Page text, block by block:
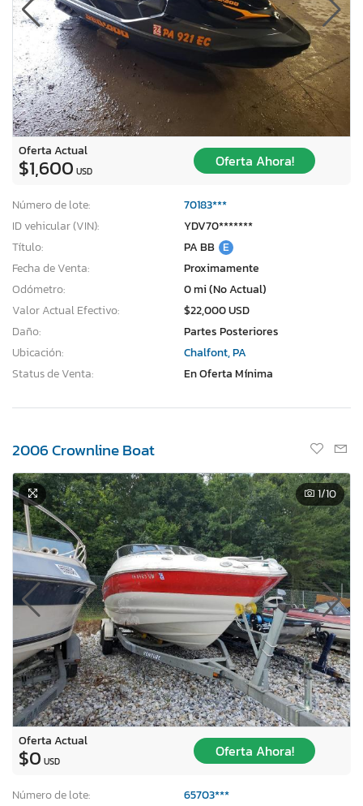
Oferta Actual
$1,600 USD
Oferta Ahora!
Número de lote:
70183***
ID vehicular (VIN):
YDV70*******
Título:
PA BB E
Fecha de Venta:
Proximamente
Odómetro:
0 mi (No Actual)
Valor Actual Efectivo:
$22,000 USD
Daño:
Partes Posteriores
Ubicación:
Chalfont, PA
Status de Venta:
En Oferta Mínima
2006 Crownline Boat
1/10
Oferta Actual
$0 USD
Oferta Ahora!
Número de lote:
65703***